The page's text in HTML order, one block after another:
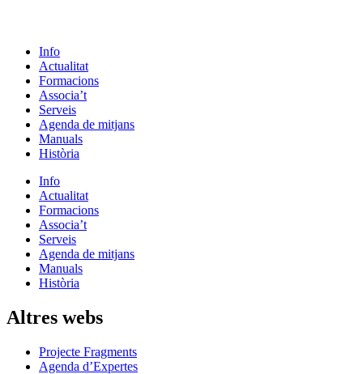
Info
Actualitat
Formacions
Associa’t
Serveis
Agenda de mitjans
Manuals
Història
Info
Actualitat
Formacions
Associa’t
Serveis
Agenda de mitjans
Manuals
Història
Altres webs
Projecte Fragments
Agenda d’Expertes